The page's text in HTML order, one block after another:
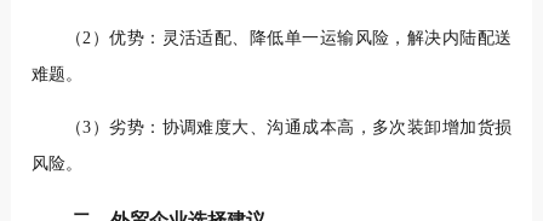
（2）优势：灵活适配、降低单一运输风险，解决内陆配送
难题。
（3）劣势：协调难度大、沟通成本高，多次装卸增加货损
风险。